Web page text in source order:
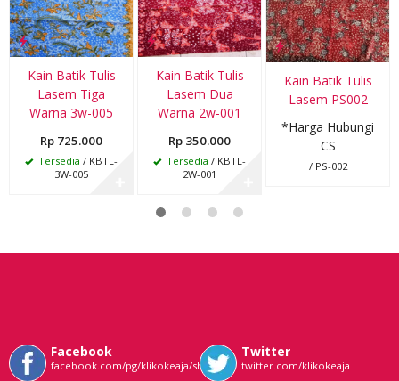
Kain Batik Tulis
Lasem Tiga
Warna 3w-005
Rp 725.000
Tersedia / KBTL-
3W-005
Kain Batik Tulis
Lasem Dua
Warna 2w-001
Rp 350.000
Tersedia / KBTL-
2W-001
Kain Batik Tulis
Lasem PS002
*Harga Hubungi
CS
/ PS-002
Facebook
facebook.com/pg/klikokeaja/shop/
Twitter
twitter.com/klikokeaja